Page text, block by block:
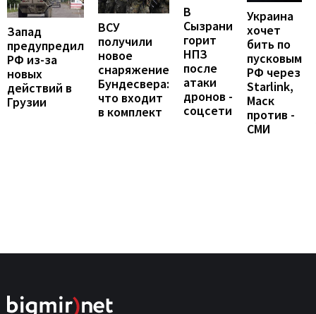
Запад
предупредил
РФ из-за
новых
действий в
Грузии
ВСУ
получили
новое
снаряжение
Бундесвера:
что входит
в комплект
В
Сызрани
горит
НПЗ
после
атаки
дронов -
соцсети
Украина
хочет
бить по
пусковым
РФ через
Starlink,
Маск
против -
СМИ